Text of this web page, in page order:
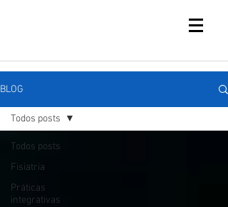
BLOG
Todos posts
Fisiatria
Práticas
integrativas
Todos posts